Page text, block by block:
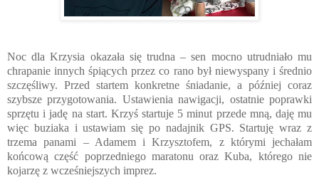
Noc dla Krzysia okazała się trudna – sen mocno utrudniało mu
chrapanie innych śpiących przez co rano był niewyspany i średnio
szczęśliwy. Przed startem konkretne śniadanie, a później coraz
szybsze przygotowania. Ustawienia nawigacji, ostatnie poprawki
sprzętu i jadę na start. Krzyś startuje 5 minut przede mną, daję mu
więc buziaka i ustawiam się po nadajnik GPS. Startuję wraz z
trzema panami – Adamem i Krzysztofem, z którymi jechałam
końcową część poprzedniego maratonu oraz Kuba, którego nie
kojarzę z wcześniejszych imprez.